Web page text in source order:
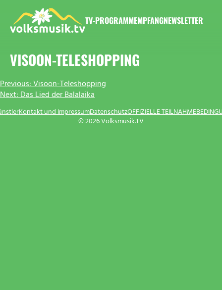
Inhalt
springen
TV-PROGRAMMEMPFANGNEWSLETTER
VISOON-TELESHOPPING
BEITRAGSNAVIGATION
Previous:Visoon-Teleshopping
Next:Das Lied der Balalaika
© 2026 Volksmusik.TV
Kontakt und ImpressumDatenschutzOFFIZIELLE